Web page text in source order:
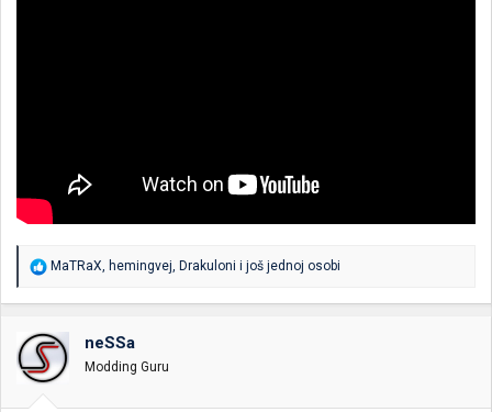
R
o
v
a
n
MaTRaX hemingvej Drakuloni i još jednoj osobi
neSSa
Modding Guru